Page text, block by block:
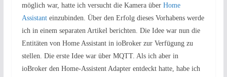
möglich war, hatte ich versucht die Kamera über Home
Assistanteinzubinden. Über den Erfolg dieses Vorhabens werde
ich in einem separaten Artikel berichten. Die Idee war nun die
Entitäten von Home Assistant in ioBroker zur Verfügung zu
stellen. Die erste Idee war über MQTT. Als ich aber in
ioBroker den Home-Assistent Adapter entdeckt hatte, habe ich